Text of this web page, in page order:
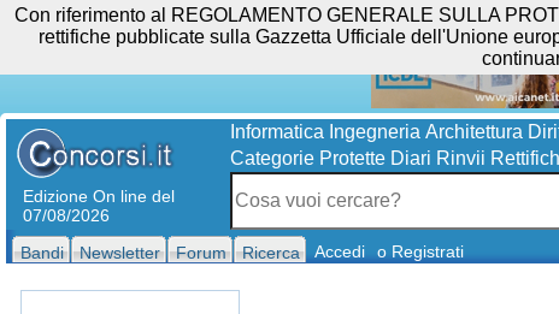
Edizione On line del
07/08/2026
Informatica Ingegneria Architettura
Categorie Protette Diari Rinvii
Bandi Newsletter Forum Ricerca Accedi o Registrati
Con riferimento al REGOLAMENTO GENERALE SULLA
rettifiche pubblicate sulla Gazzetta Ufficiale dell'Unione